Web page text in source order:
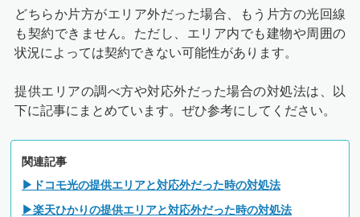
どちらか片方がエリア外だった場合、もう片方の光回線
も契約できません。ただし、エリア内でも建物や周囲の
状況によっては契約できない可能性があります。
提供エリアの調べ方や対応外だった場合の対処法は、以
下に記事にまとめています。ぜひ参考にしてください。
関連記事
▶ドコモ光の提供エリアと対応外だった時の対処法
▶楽天ひかりの提供エリアと対応外だった時の対処法